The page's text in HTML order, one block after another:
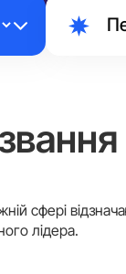
сфері
лідера.